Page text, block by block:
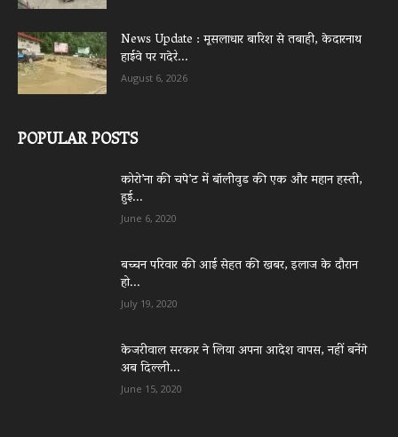
News Update : मूसलाधार बारिश से तबाही, केदारनाथ
हाईवे पर गदेरे...
August 6, 2026
POPULAR POSTS
कोरो’ना की चपे’ट में बॉलीवुड की एक और महान हस्ती,
हुई...
June 6, 2020
बच्चन परिवार की आई सेहत की खबर, इलाज के दौरान
हो...
July 19, 2020
केजरीवाल सरकार ने लिया अपना आदेश वापस, नहीं बनेंगे
अब दिल्ली...
June 15, 2020